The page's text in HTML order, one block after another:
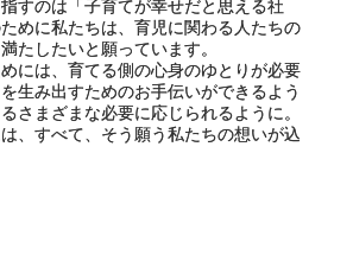
すのは「子育てが幸せだと思える社
めに私たちは、育児に関わる人たちの
たしたいと願っています。
には、育てる側の心身のゆとりが必要
生み出すためのお手伝いができるよう
さまざまな必要に応じられるように。
、すべて、そう願う私たちの想いが込